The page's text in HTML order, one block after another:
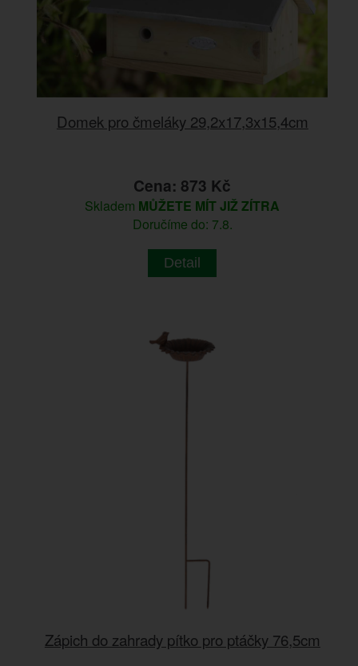
Domek pro čmeláky 29,2x17,3x15,4cm
Cena: 873 Kč
Skladem MŮŽETE MÍT JIŽ ZÍTRA
Doručíme do: 7.8.
Detail
Zápich do zahrady pítko pro ptáčky 76,5cm